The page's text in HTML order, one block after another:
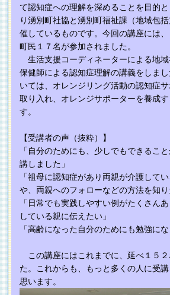
て認知症への理解を深めることを目的
り湧別町社協と湧別町福祉課（地域包
催しているものです。今回の講座には
町民１７名が参加されました。
生活支援コーディネーターによる地
保健師による認知症理解の講義をしま
いては、オレンジリング活動の認知症
取り入れ、オレンジサポーターを養成
す。
【受講者の声（抜粋）】
「自分のためにも、少しでもできるこ
講しました」
「祖母に認知症があり両親が介護して
や、両親へのフォローなどの方法を知り
「日常でも実践しやすい例がたくさん
している親に伝えたい」
「高齢になった自分のためにも勉強にな
この講座にはこれまでに、延べ１５２
た。これからも、もっと多くの人に受
思います。